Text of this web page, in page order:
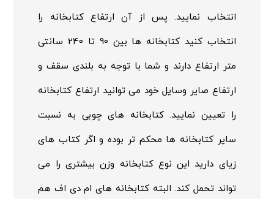
انتخاب نمایید. پس از آن ارتفاع کتابخانه را
انتخاب کنید کتابخانه ها بین 90 تا 240 سانتی
متر ارتفاع دارند و شما با توجه به بلندی سقف و
ارتفاع صایر وسایل خود می توانید ارتفاع کتابخانه
را تعیین نمایید. کتابخانه های چوبی به نسبت
سایر کتابخانه ها محکم تر بوده و اگر کتاب های
زیای دارید این نوع کتابخانه وزن بیشتری را می
تواند تحمل کند. البته کتابخانه های ام دی اف هم